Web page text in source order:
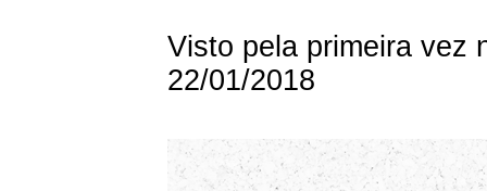
Visto pela primeira vez
22/01/2018